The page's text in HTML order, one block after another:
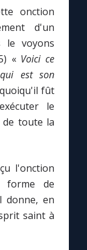
onction
d'un
le voyons
« Voici ce
est son
fût
le
de toute la
l'onction
forme de
donne, en
saint à